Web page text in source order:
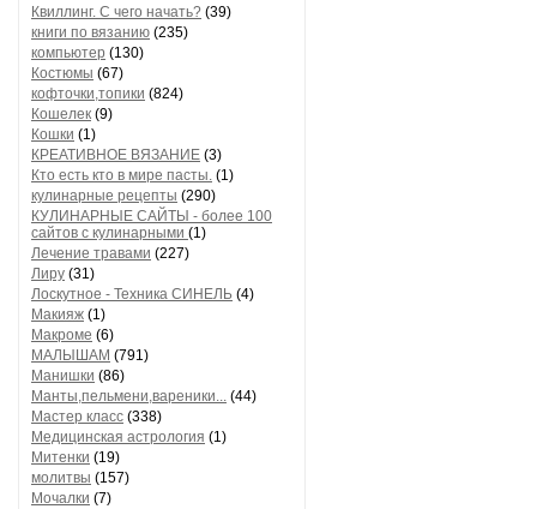
Квиллинг. С чего начать? (39)
книги по вязанию (235)
компьютер (130)
Костюмы (67)
кофточки,топики (824)
Кошелек (9)
Кошки (1)
КРЕАТИВНОЕ ВЯЗАНИЕ (3)
Кто есть кто в мире пасты. (1)
кулинарные рецепты (290)
КУЛИНАРНЫЕ САЙТЫ - более 100
сайтов с кулинарными (1)
Лечение травами (227)
Лиру (31)
Лоскутное - Техника СИНЕЛЬ (4)
Макияж (1)
Макроме (6)
МАЛЫШАМ (791)
Манишки (86)
Манты,пельмени,вареники... (44)
Мастер класс (338)
Медицинская астрология (1)
Митенки (19)
молитвы (157)
Мочалки (7)